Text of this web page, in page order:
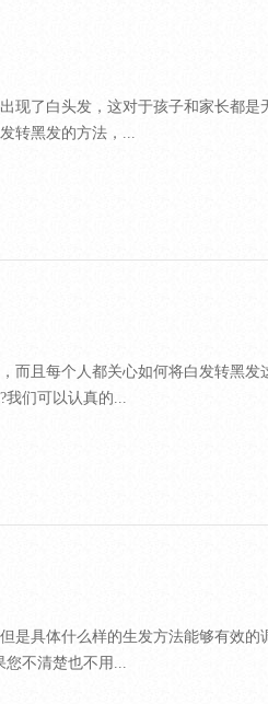
现了白头发，这对于孩子和家长都是
转黑发的方法，...
而且每个人都关心如何将白发转黑发
我们可以认真的...
是具体什么样的生发方法能够有效的
您不清楚也不用...